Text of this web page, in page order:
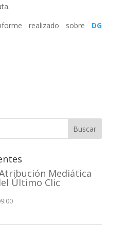
realizado sobre DG
Buscar
Mediática
Último Clic